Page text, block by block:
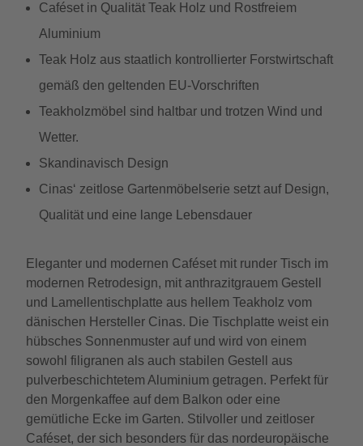
Caféset in Qualität Teak Holz und Rostfreiem
Aluminium
Teak Holz aus staatlich kontrollierter Forstwirtschaft
gemäß den geltenden EU-Vorschriften
Teakholzmöbel sind haltbar und trotzen Wind und
Wetter.
Skandinavisch Design
Cinas‘ zeitlose Gartenmöbelserie setzt auf Design,
Qualität und eine lange Lebensdauer
Eleganter und modernen Caféset mit runder Tisch im
modernen Retrodesign, mit anthrazitgrauem Gestell
und Lamellentischplatte aus hellem Teakholz vom
dänischen Hersteller Cinas. Die Tischplatte weist ein
hübsches Sonnenmuster auf und wird von einem
sowohl filigranen als auch stabilen Gestell aus
pulverbeschichtetem Aluminium getragen. Perfekt für
den Morgenkaffee auf dem Balkon oder eine
gemütliche Ecke im Garten. Stilvoller und zeitloser
Caféset, der sich besonders für das nordeuropäische